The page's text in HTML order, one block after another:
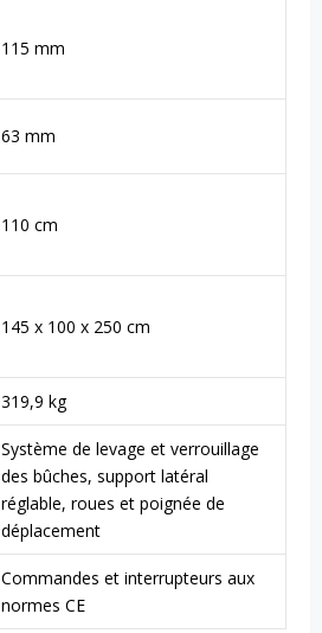
115 mm
63 mm
110 cm
145 x 100 x 250 cm
319,9 kg
Système de levage et verrouillage
des bûches, support latéral
réglable, roues et poignée de
déplacement
Commandes et interrupteurs aux
normes CE